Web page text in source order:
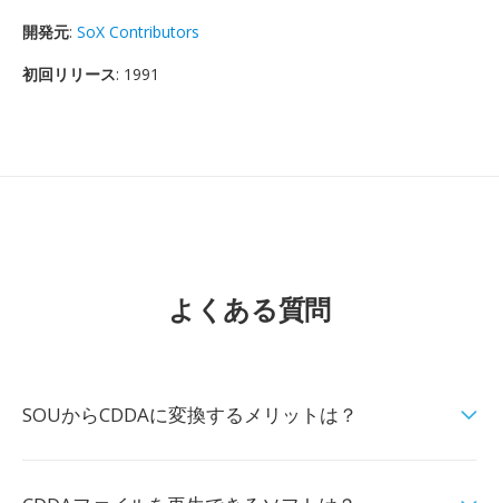
開発元: SoX Contributors
初回リリース: 1991
よくある質問
SOUからCDDAに変換するメリットは？